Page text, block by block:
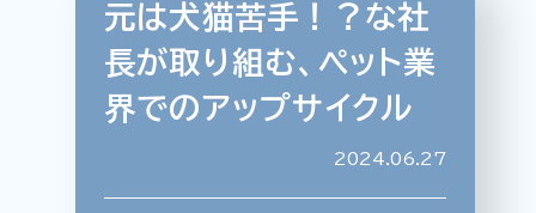
特集記事 連載 アサヒの人 歴史
夏のビール特集2025 ビール
お酒との付き合い方 ウイスキー
元は犬猫苦手！？な社
長が取り組む、ペット業
界でのアップサイクル
2024.06.27